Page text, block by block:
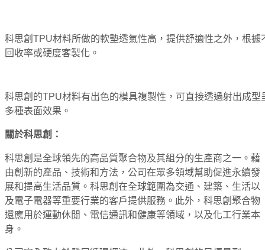
科思創TPU材料所做的軟墊透氣性高，提供舒適性之外，根據
回收率或硬度客製化。
科思創的TPU材料有出色的模具複製性，可直接透過射出成型
多種表面效果。
關於科思創：
科思創是全球領先的高品質聚合物及其組分的生產商之一。藉
由創新的產品、技術和方法，公司在眾多領域幫助促進永續發
展和提高生活品質。科思創在全球範圍為交通、建築、生活以
及電子電器等重要行業的客戶提供服務。此外，科思創聚合物
還應用於運動休閒、電信通訊和健康等領域，以及化工行業本
身。